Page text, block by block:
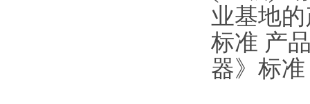
业基地
标准 产
器》标准